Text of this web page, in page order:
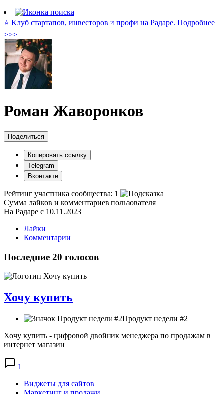
⭐️ Клуб стартапов, инвесторов и профи на Радаре. Подробнее
>>>
Роман Жаворонков
Поделиться
Копировать ссылку
Telegram
Вконтакте
Рейтинг участника сообщества: 1
Сумма лайков и комментариев пользователя
На Радаре с 10.11.2023
Лайки
Комментарии
Последние 20 голосов
Хочу купить
Продукт недели #2
Хочу купить - цифровой двойник менеджера по продажам в
интернет магазин
1
Виджеты для сайтов